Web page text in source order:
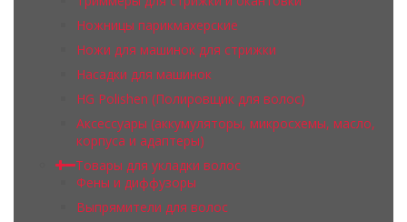
Ножницы парикмахерские
Ножи для машинок для стрижки
Насадки для машинок
HG Polishen (Полировщик для волос)
Аксессуары (аккумуляторы, микросхемы, масло,
корпуса и адаптеры)
Товары для укладки волос
Фены и диффузоры
Выпрямители для волос